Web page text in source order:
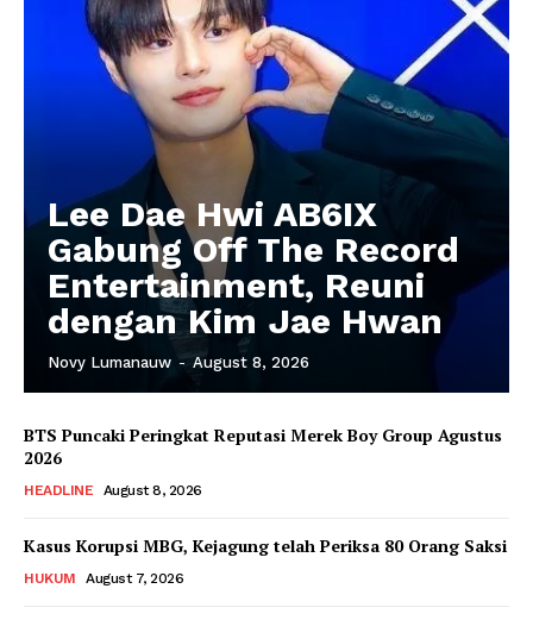
Lee Dae Hwi AB6IX
Gabung Off The Record
Entertainment, Reuni
dengan Kim Jae Hwan
Novy Lumanauw - August 8, 2026
BTS Puncaki Peringkat Reputasi Merek Boy Group Agustus
2026
HEADLINE August 8, 2026
Kasus Korupsi MBG, Kejagung telah Periksa 80 Orang Saksi
HUKUM August 7, 2026